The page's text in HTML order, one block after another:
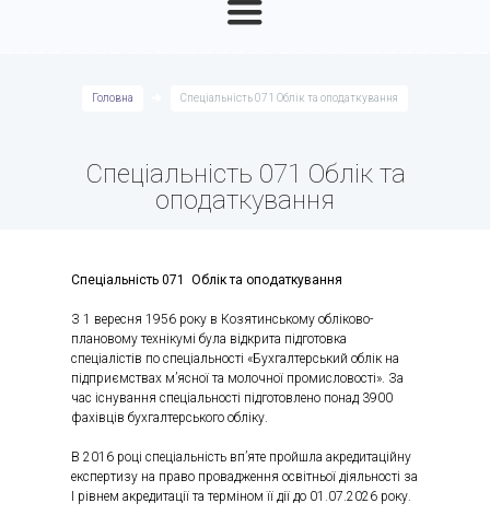
Головна Спеціальність 071 Облік та оподаткування
Спеціальність 071 Облік та
оподаткування
Спеціальність 071 Облік та оподаткування
З 1 вересня 1956 року в Козятинському обліково-
плановому технікумі була відкрита підготовка
спеціалістів по спеціальності «Бухгалтерський облік на
підприємствах м’ясної та молочної промисловості». За
час існування спеціальності підготовлено понад 3900
фахівців бухгалтерського обліку.
В 2016 році спеціальність вп’яте пройшла акредитаційну
експертизу на право провадження освітньої діяльності за
І рівнем акредитації та терміном її дії до 01.07.2026 року.